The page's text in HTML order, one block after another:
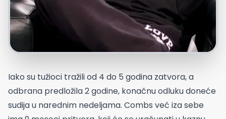
Iako su tužioci tražili od 4 do 5 godina zatvora, a
odbrana predložila 2 godine, konačnu odluku doneće
sudija u narednim nedeljama. Combs već iza sebe